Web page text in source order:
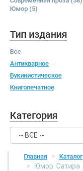
Юмор (5)
Тип издания
Все
Антикварное
Букинистическое
Книгопечатное
Категория
Главная Каталог
Юмор. Сатира